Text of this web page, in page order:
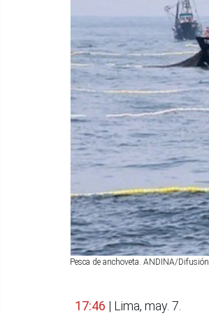
Pesca de anchoveta. ANDINA/Difusión
17:46 | Lima, may. 7.